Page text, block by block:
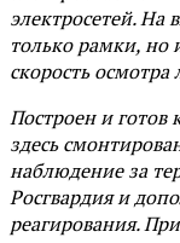
электросетей. На
только рамки, но
скорость
Построен и готов
здесь
наблюдение за
Росгвардия и
реагирования.